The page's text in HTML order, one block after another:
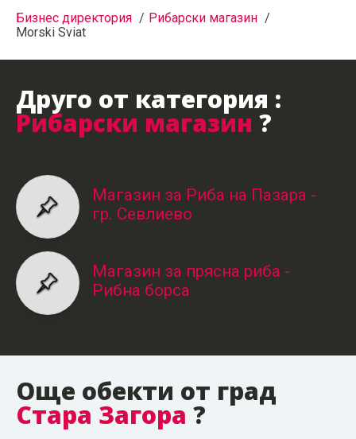
Бизнес директория
Рибарски магазин
Morski Sviat
Друго от категория :
Рибарски магазин ?
Магазин за Риба на Пазара -
гр. Севлиево
Магазин за прясна риба -
Рибна борса
Още обекти от град
Стара Загора ?